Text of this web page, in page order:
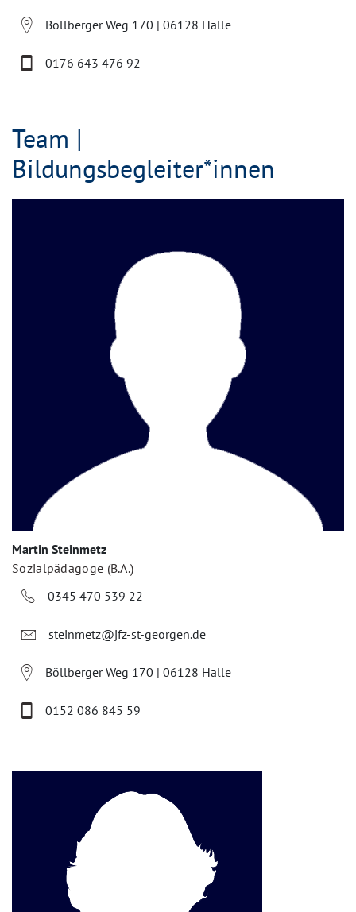
Böllberger Weg 170 | 06128 Halle
0176 643 476 92
Team |
Bildungsbegleiter*innen
Martin Steinmetz
Sozialpädagoge (B.A.)
0345 470 539 22
steinmetz@jfz-st-georgen.de
Böllberger Weg 170 | 06128 Halle
0152 086 845 59